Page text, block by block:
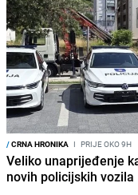
/CRNA HRONIKA I PRIJE OKO 9H
Veliko unaprijeđenje
novih policijskih vozila